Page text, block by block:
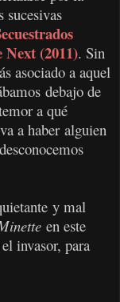
sucesivas
Next (2011). Sin
asociado a aquel
debajo de
a qué
a haber alguien
y mal
en este
invasor, para